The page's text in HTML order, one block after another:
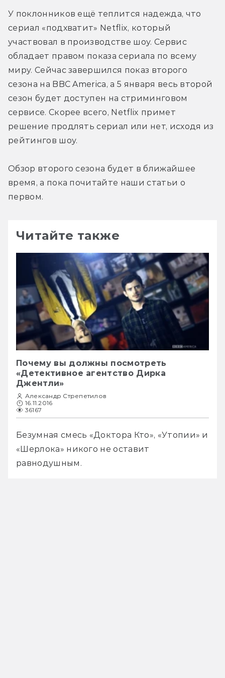
У поклонников ещё теплится надежда, что
сериал «подхватит» Netflix, который
участвовал в производстве шоу. Сервис
обладает правом показа сериала по всему
миру. Сейчас завершился показ второго
сезона на BBC America, а 5 января весь второй
сезон будет доступен на стриминговом
сервисе. Скорее всего, Netflix примет
решение продлять сериал или нет, исходя из
рейтингов шоу.
Обзор второго сезона будет в ближайшее
время, а пока почитайте наши статьи о
первом.
Читайте также
Почему вы должны посмотреть
«Детективное агентство Дирка
Джентли»
Александр Стрепетилов
16.11.2016
36167
Безумная смесь «Доктора Кто», «Утопии» и
«Шерлока» никого не оставит
равнодушным.